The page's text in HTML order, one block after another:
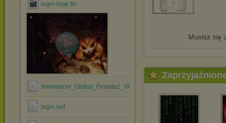
login-loop.flv
Announcer_Global_Female1_VO_audio.wpk
login.swf
Musisz się